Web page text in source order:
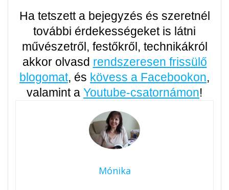
Ha tetszett a bejegyzés és szeretnél
további érdekességeket is látni
művészetről, festőkről, technikákról
akkor olvasd rendszeresen frissülő
blogomat, és kövess a Facebookon,
valamint a Youtube-csatornámon!
Mónika